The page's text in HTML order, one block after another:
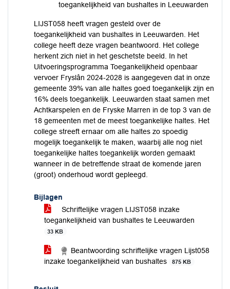
toegankelijkheid van bushaltes in Leeuwarden
LIJST058 heeft vragen gesteld over de
toegankelijkheid van bushaltes in Leeuwarden. Het
college heeft deze vragen beantwoord. Het college
herkent zich niet in het geschetste beeld. In het
Uitvoeringsprogramma Toegankelijkheid openbaar
vervoer Fryslân 2024-2028 is aangegeven dat in onze
gemeente 39% van alle haltes goed toegankelijk zijn en
16% deels toegankelijk. Leeuwarden staat samen met
Achtkarspelen en de Fryske Marren in de top 3 van de
18 gemeenten met de meest toegankelijke haltes. Het
college streeft ernaar om alle haltes zo spoedig
mogelijk toegankelijk te maken, waarbij alle nog niet
toegankelijke haltes toegankelijk worden gemaakt
wanneer in de betreffende straat de komende jaren
(groot) onderhoud wordt gepleegd.
Bijlagen
Schriftelijke vragen LIJST058 inzake
toegankelijkheid van bushaltes te Leeuwarden
33 KB
Beantwoording schriftelijke vragen Lijst058
inzake toegankelijkheid van bushaltes
875 KB